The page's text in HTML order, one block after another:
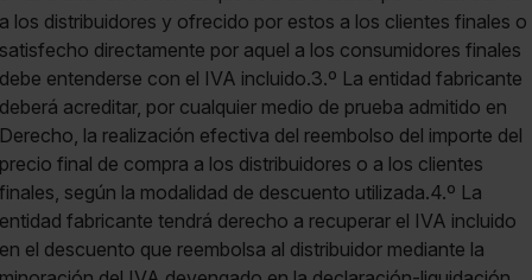
a los distribuidores y ofrecido por estos a los clientes finales o
satisfecho directamente por aquel a los consumidores finales
debe entenderse con el IVA incluido.3.º La entidad fabricante
deberá acreditar, por cualquier medio de prueba admitido en
Derecho, la realización efectiva del reembolso del importe del
precio final de compra a los distribuidores o a los clientes
finales, según la modalidad de descuento utilizada.4.º La
entidad fabricante tendrá derecho a recuperar el IVA incluido
en el descuento que reembolsa al distribuidor mediante la